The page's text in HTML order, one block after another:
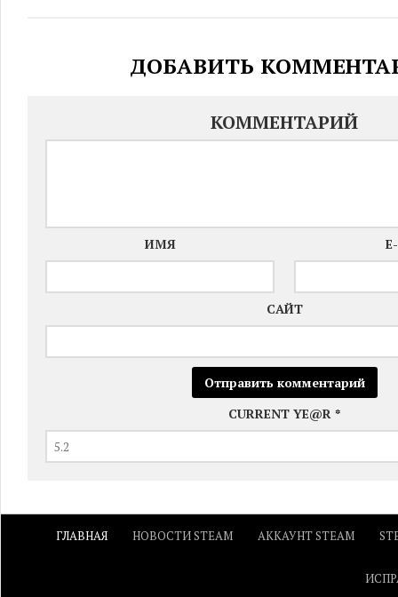
ДОБАВИТЬ
КОММЕНТАРИЙ
ИМЯ
САЙТ
CURRENT YE@R *
ГЛАВНАЯ НОВОСТИ STEAM АККАУНТ STEAM